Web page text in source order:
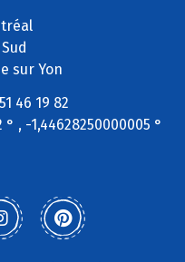
sur Yon
46 19 82
, -1,44628250000005 °